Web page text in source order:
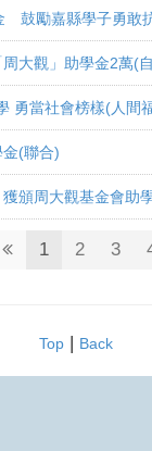
鼓勵嘉縣學子勇敢
大觀」助學金2萬(
勇當社會榜樣(人間
(聯合)
頒周大觀基金會助
1 2 3
Top| Back